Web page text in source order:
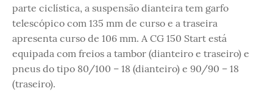
parte ciclística, a suspensão dianteira tem garfo
telescópico com 135 mm de curso e a traseira
apresenta curso de 106 mm. A CG 150 Start está
equipada com freios a tambor (dianteiro e traseiro) e
pneus do tipo 80/100 – 18 (dianteiro) e 90/90 – 18
(traseiro).